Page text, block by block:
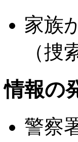
家族
（捜
情報の
警察